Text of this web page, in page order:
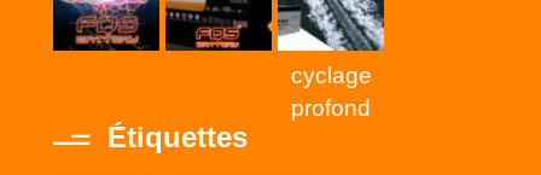
cyclage
profond
Étiquettes